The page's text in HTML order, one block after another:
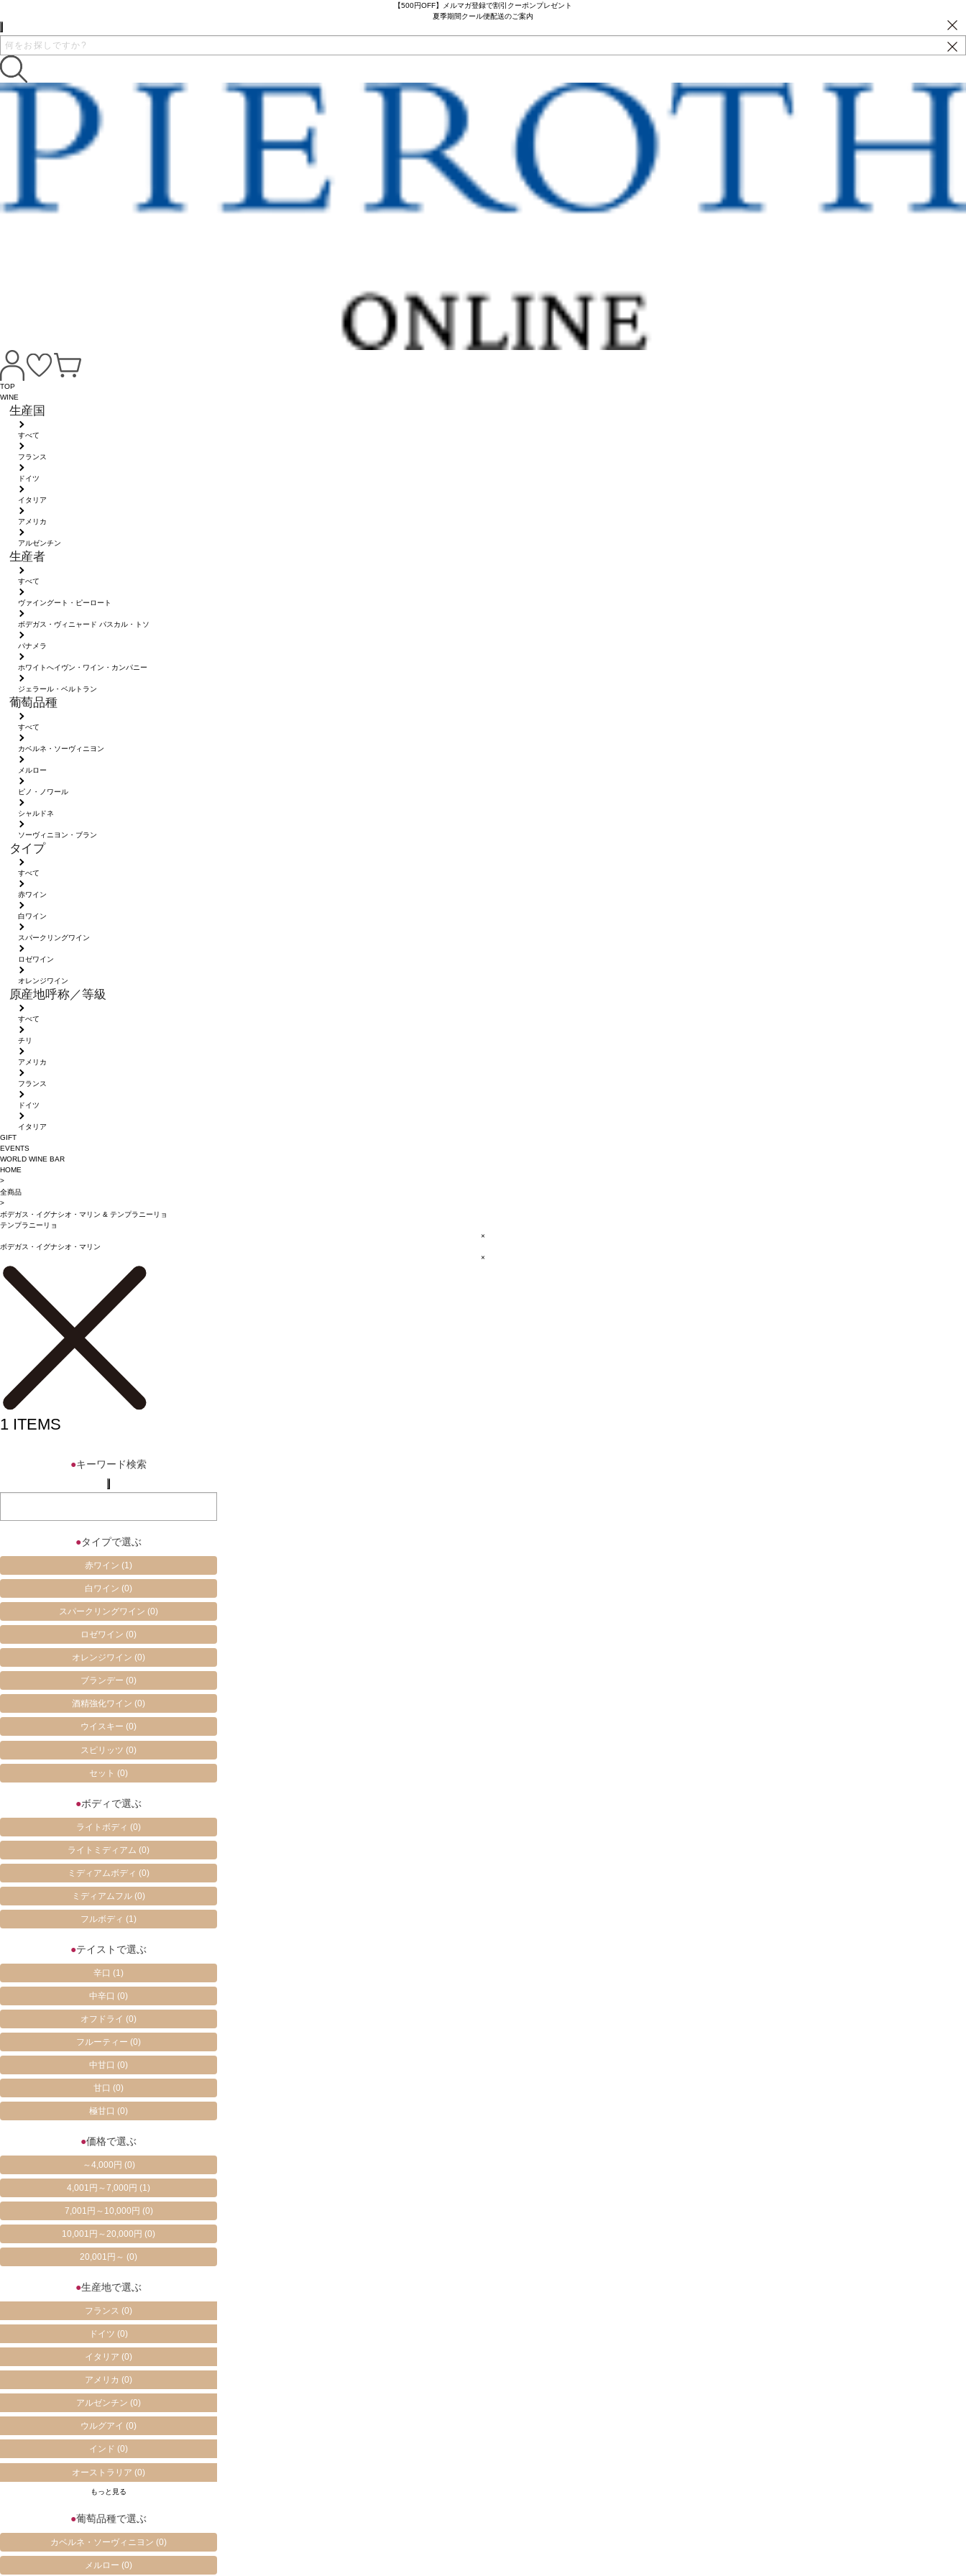
【500円OFF】メルマガ登録で割引クーポンプレゼント
夏季期間クール便配送のご案内
TOP
WINE
生産国
すべて
フランス
ドイツ
イタリア
アメリカ
アルゼンチン
生産者
すべて
ヴァイングート・ピーロート
ボデガス・ヴィニャード パスカル・トソ
パナメラ
ホワイトへイヴン・ワイン・カンパニー
ジェラール・ベルトラン
葡萄品種
すべて
カベルネ・ソーヴィニヨン
メルロー
ピノ・ノワール
シャルドネ
ソーヴィニヨン・ブラン
タイプ
すべて
赤ワイン
白ワイン
スパークリングワイン
ロゼワイン
オレンジワイン
原産地呼称／等級
すべて
チリ
アメリカ
フランス
ドイツ
イタリア
GIFT
EVENTS
WORLD WINE BAR
HOME
>
全商品
>
ボデガス・イグナシオ・マリン & テンプラニーリョ
テンプラニーリョ
×
ボデガス・イグナシオ・マリン
×
1 ITEMS
●キーワード検索
●タイプで選ぶ
赤ワイン(1)
白ワイン(0)
スパークリングワイン(0)
ロゼワイン(0)
オレンジワイン(0)
ブランデー(0)
酒精強化ワイン(0)
ウイスキー(0)
スピリッツ(0)
セット(0)
●ボディで選ぶ
ライトボディ(0)
ライトミディアム(0)
ミディアムボディ(0)
ミディアムフル(0)
フルボディ(1)
●テイストで選ぶ
辛口(1)
中辛口(0)
オフドライ(0)
フルーティー(0)
中甘口(0)
甘口(0)
極甘口(0)
●価格で選ぶ
～4,000円 (0)
4,001円～7,000円(1)
7,001円～10,000円 (0)
10,001円～20,000円(0)
20,001円～(0)
●生産地で選ぶ
フランス(0)
ドイツ(0)
イタリア(0)
アメリカ(0)
アルゼンチン(0)
ウルグアイ(0)
インド(0)
オーストラリア(0)
もっと見る
●葡萄品種で選ぶ
カベルネ・ソーヴィニヨン(0)
メルロー(0)